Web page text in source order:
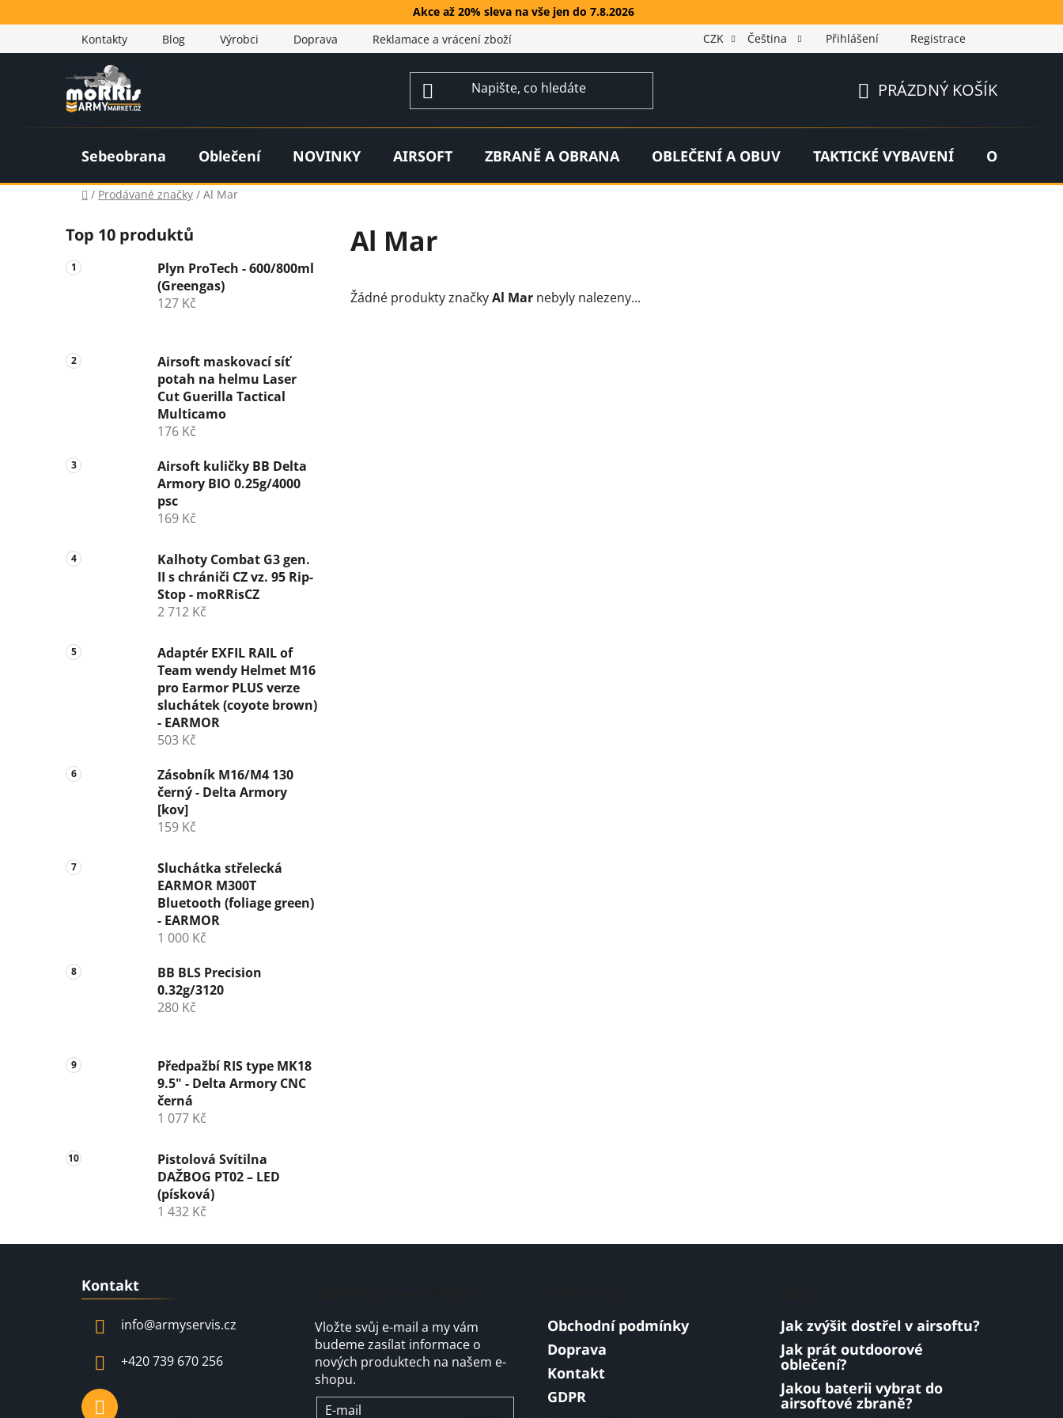
na
Akce až 20% sleva na vše jen do 7.8.2026
Kontakty
Blog Výrobci Doprava Reklamace a vrácení zboží CZK Čeština Přihlášení Registrace
KOŠÍK
PRÁZDNÝ KOŠÍK
Sebeobrana Oblečení NOVINKY AIRSOFT ZBRANĚ A OBRANA OBLEČENÍ A OBUV TAKTICKÉ VYBAVENÍ OUTDOOR
Domů
/ Prodávané značky / Al Mar
o
s
t
n
e
Top 10 produktů
Plyn ProTech - 600/800ml
(Greengas)
127 Kč
Airsoft maskovací síť
potah na helmu Laser
Cut Guerilla Tactical
Multicamo
176 Kč
Airsoft kuličky BB Delta
Armory BIO 0.25g/4000
psc
169 Kč
Kalhoty Combat G3 gen.
II s chrániči CZ vz. 95 Rip-
Stop - moRRisCZ
2 712 Kč
Adaptér EXFIL RAIL of
Team wendy Helmet M16
pro Earmor PLUS verze
sluchátek (coyote brown)
- EARMOR
503 Kč
Zásobník M16/M4 130
černý - Delta Armory
[kov]
159 Kč
Sluchátka střelecká
EARMOR M300T
Bluetooth (foliage green)
- EARMOR
1 000 Kč
BB BLS Precision
0.32g/3120
280 Kč
Předpažbí RIS type MK18
9.5" - Delta Armory CNC
černá
1 077 Kč
Pistolová Svítilna
DAŽBOG PT02 – LED
(písková)
1 432 Kč
Al Mar
Žádné produkty značkyAl Mar nebyly nalezeny...
Kontakt
info@armyservis.cz
+420 739 670 256
Vložte svůj e-mail a my vám
budeme zasílat informace o
nových produktech na našem e-
shopu.
E-mail
Obchodní podmínky
Doprava
Kontakt
GDPR
Jak zvýšit dostřel v airsoftu?
Jak prát outdoorové
oblečení?
Jakou baterii vybrat do
airsoftové zbraně?